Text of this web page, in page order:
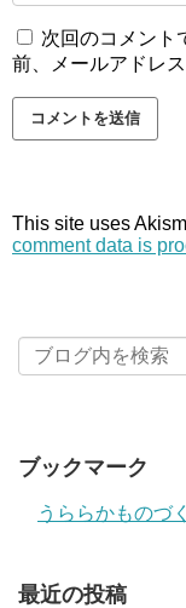
次回のコメント
前、メールアドレ
This site uses
comment data is
ブックマーク
うららかものづ
最近の投稿